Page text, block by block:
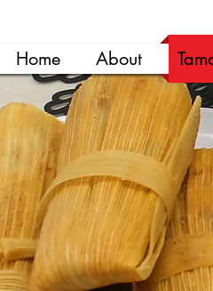
Home About